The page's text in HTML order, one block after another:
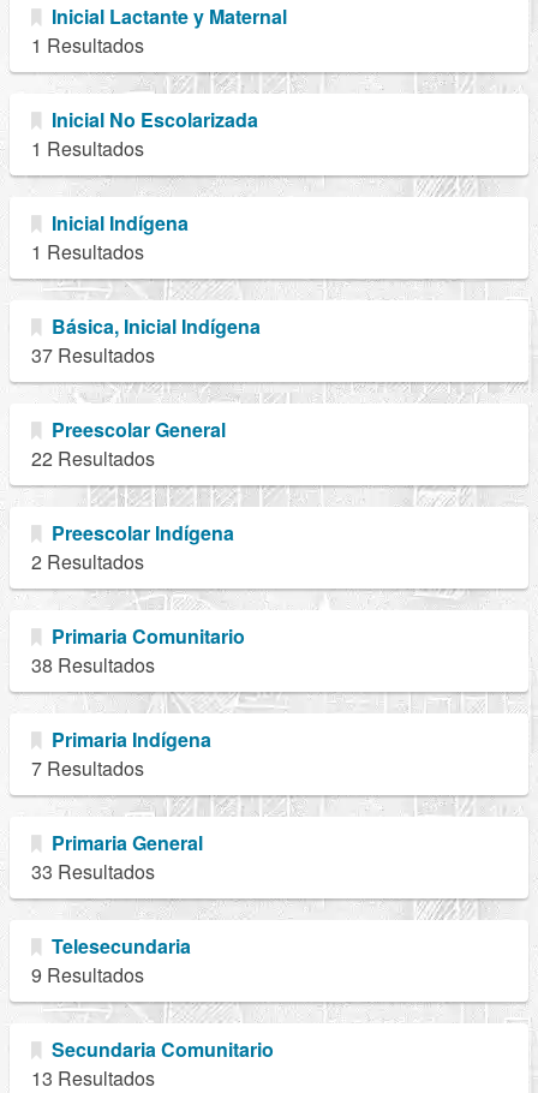
Inicial Lactante y Maternal
1 Resultados
Inicial No Escolarizada
1 Resultados
Inicial Indígena
1 Resultados
Básica, Inicial Indígena
37 Resultados
Preescolar General
22 Resultados
Preescolar Indígena
2 Resultados
Primaria Comunitario
38 Resultados
Primaria Indígena
7 Resultados
Primaria General
33 Resultados
Telesecundaria
9 Resultados
Secundaria Comunitario
13 Resultados